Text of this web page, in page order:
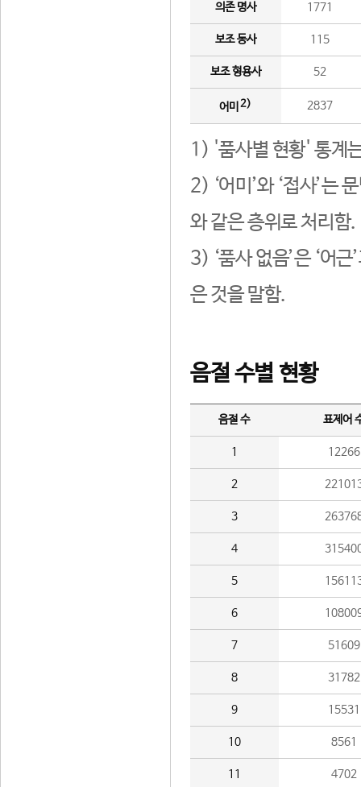
의존 명사 1771
보조 동사 115
보조 형용사 52
어미 2) 2837
1) '품사별 현황' 통계
2) ‘어미’와 ‘접사’는
와 같은 층위로 처리함.
3) ‘품사 없음’은 ‘어
은 것을 말함.
음절 수별 현황
음절 수 표제어
1 12266
2
3
4
5
6
7 51609
8 31782
9 15531
10 8561
11 4702